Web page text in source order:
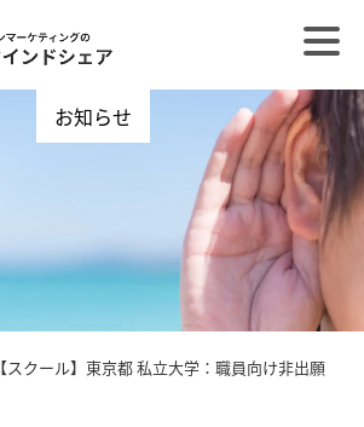
お知らせ
【スクール】東京都 私立大学：職員向け非出願